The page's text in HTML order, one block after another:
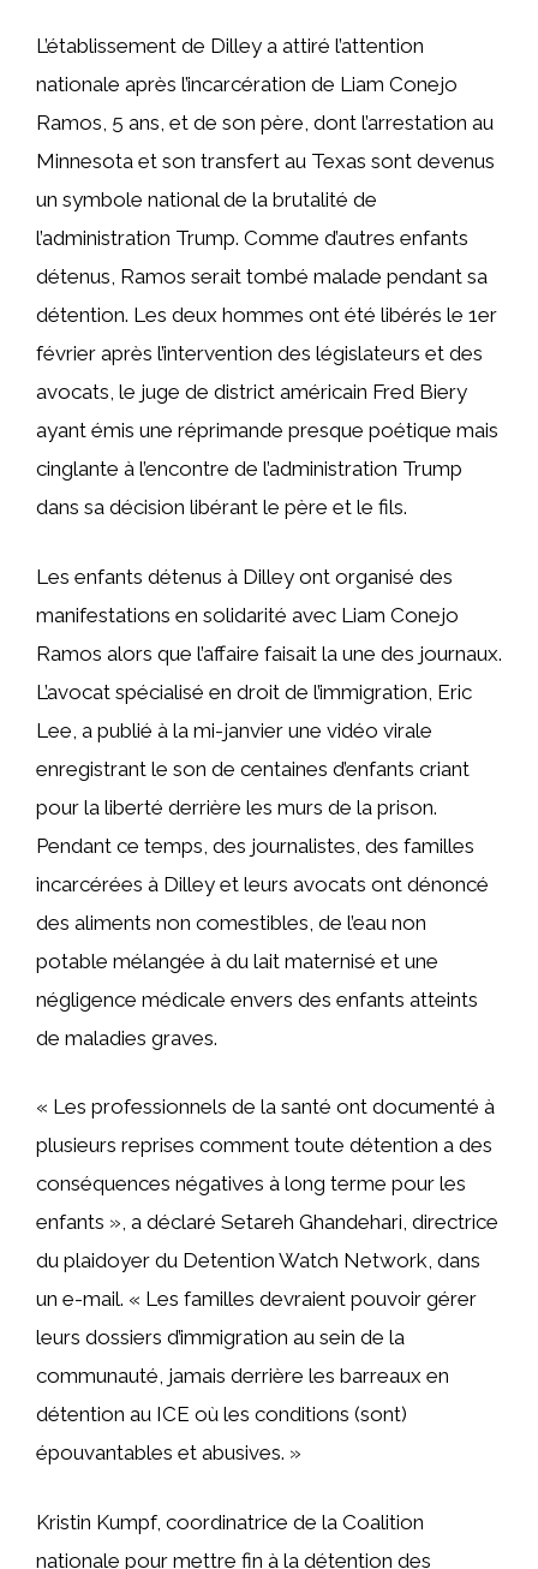
L’établissement de Dilley a attiré l’attention
nationale après l’incarcération de Liam Conejo
Ramos, 5 ans, et de son père, dont l’arrestation au
Minnesota et son transfert au Texas sont devenus
un symbole national de la brutalité de
l’administration Trump. Comme d’autres enfants
détenus, Ramos serait tombé malade pendant sa
détention. Les deux hommes ont été libérés le 1er
février après l’intervention des législateurs et des
avocats, le juge de district américain Fred Biery
ayant émis une réprimande presque poétique mais
cinglante à l’encontre de l’administration Trump
dans sa décision libérant le père et le fils.
Les enfants détenus à Dilley ont organisé des
manifestations en solidarité avec Liam Conejo
Ramos alors que l’affaire faisait la une des journaux.
L’avocat spécialisé en droit de l’immigration, Eric
Lee, a publié à la mi-janvier une vidéo virale
enregistrant le son de centaines d’enfants criant
pour la liberté derrière les murs de la prison.
Pendant ce temps, des journalistes, des familles
incarcérées à Dilley et leurs avocats ont dénoncé
des aliments non comestibles, de l’eau non
potable mélangée à du lait maternisé et une
négligence médicale envers des enfants atteints
de maladies graves.
« Les professionnels de la santé ont documenté à
plusieurs reprises comment toute détention a des
conséquences négatives à long terme pour les
enfants », a déclaré Setareh Ghandehari, directrice
du plaidoyer du Detention Watch Network, dans
un e-mail. « Les familles devraient pouvoir gérer
leurs dossiers d’immigration au sein de la
communauté, jamais derrière les barreaux en
détention au ICE où les conditions (sont)
épouvantables et abusives. »
Kristin Kumpf, coordinatrice de la Coalition
nationale pour mettre fin à la détention des